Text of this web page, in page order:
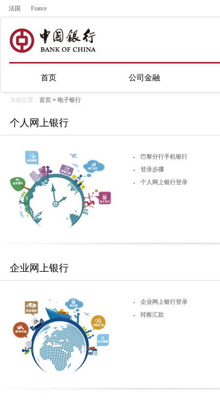
法国 France
首页 公司金融
当前位置： 首页 > 电子银行
个人网上银行
巴黎分行手机银行
登录步骤
个人网上银行登录
企业网上银行
企业网上银行登录
转账汇款